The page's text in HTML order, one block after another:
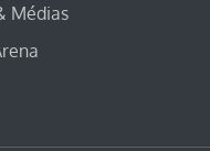
Médias